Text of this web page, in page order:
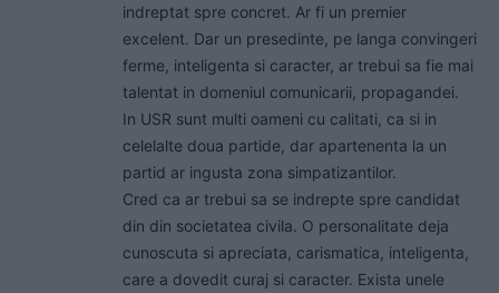
indreptat spre concret. Ar fi un premier
excelent. Dar un presedinte, pe langa convingeri
ferme, inteligenta si caracter, ar trebui sa fie mai
talentat in domeniul comunicarii, propagandei.
In USR sunt multi oameni cu calitati, ca si in
celelalte doua partide, dar apartenenta la un
partid ar ingusta zona simpatizantilor.
Cred ca ar trebui sa se indrepte spre candidat
din din societatea civila. O personalitate deja
cunoscuta si apreciata, carismatica, inteligenta,
care a dovedit curaj si caracter. Exista unele